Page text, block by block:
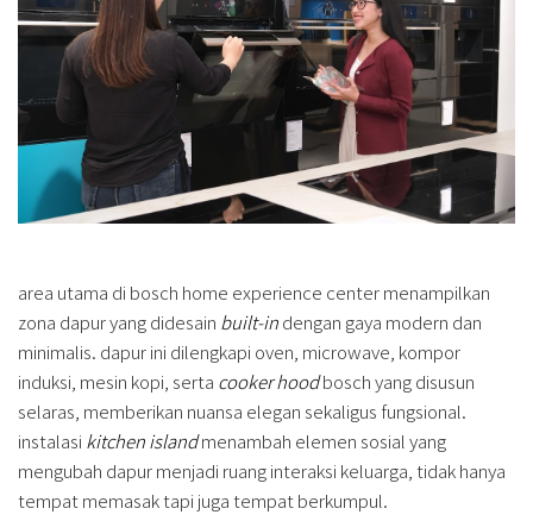
area utama di bosch home experience center menampilkan
zona dapur yang didesain built-indengan gaya modern dan
minimalis. dapur ini dilengkapi oven, microwave, kompor
induksi, mesin kopi, serta cooker hoodbosch yang disusun
selaras, memberikan nuansa elegan sekaligus fungsional.
instalasi kitchen islandmenambah elemen sosial yang
mengubah dapur menjadi ruang interaksi keluarga, tidak hanya
tempat memasak tapi juga tempat berkumpul.